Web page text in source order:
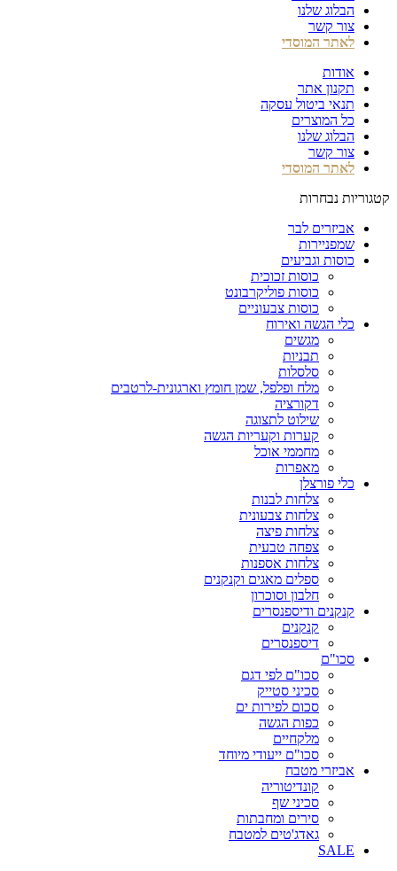
הבלוג שלנו
צור קשר
לאתר המוסדי
אודות
תקנון אתר
תנאי ביטול עסקה
כל המוצרים
הבלוג שלנו
צור קשר
לאתר המוסדי
קטגוריות נבחרות
אביזרים לבר
שמפניירות
כוסות וגביעים
כוסות זכוכית
כוסות פוליקרבונט
כוסות צבעוניים
כלי הגשה ואירוח
מגשים
תבניות
סלסלות
מלח ופלפל, שמן חומץ וארגונית-לרטבים
דקורציה
שילוט לתצוגה
קערות וקעריות הגשה
מחממי אוכל
מאפרות
כלי פורצלן
צלחות לבנות
צלחות צבעונית
צלחות פיצה
צפחה טבעית
צלחות אספנות
ספלים מאגים וקנקנים
חלבון וסוכרון
קנקנים ודיספנסרים
קנקנים
דיספנסרים
סכו"ם
סכו"ם לפי דגם
סכיני סטייק
סכום לפירות ים
כפות הגשה
מלקחיים
סכו"ם ייעודי מיוחד
אביזרי מטבח
קונדיטוריה
סכיני שף
סירים ומחבתות
גאדג'טים למטבח
SALE